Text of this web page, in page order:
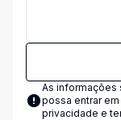
As informações
possa entrar
privacidade e